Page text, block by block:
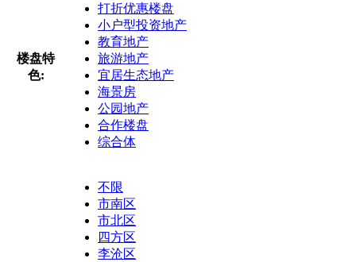
楼盘特
色:
打折优惠楼盘
小户型投资地产
教育地产
旅游地产
宜居生态地产
海景房
公园地产
合作楼盘
综合体
不限
市南区
市北区
四方区
李沧区